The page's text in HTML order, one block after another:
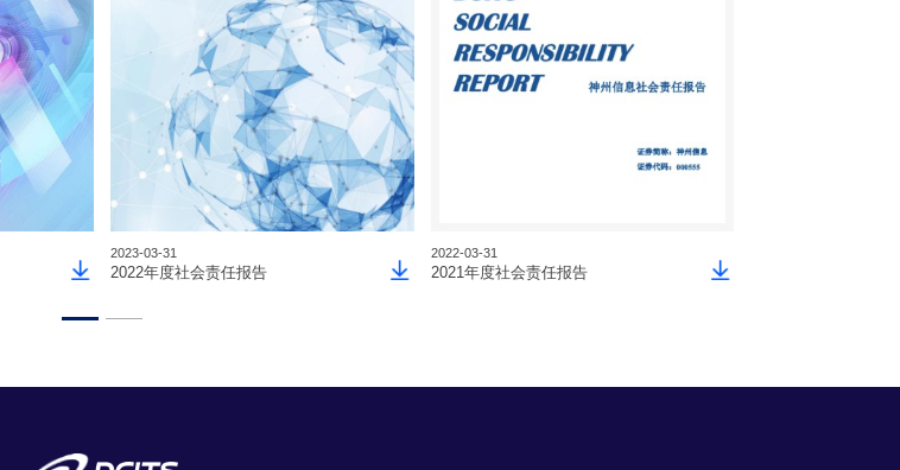
2023-03-31
2022年度社会责任报告
2022-03-31
2021年度社会责任报告